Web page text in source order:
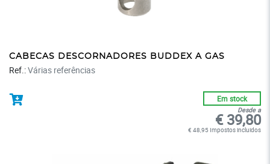
CABECAS DESCORNADORES BUDDEX A GAS
Ref.:Várias referências
Em stock
Desde a
€ 39,80
€ 48,95 Impostos incluidos